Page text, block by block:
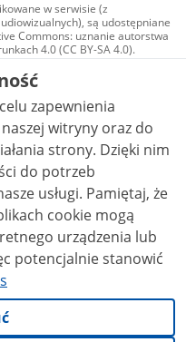
w serwisie (z
są udostępniane
Commons: uznanie autorstwa
4.0 (CC BY-SA 4.0).
w tym zdjęcia, materiały
na licencji typu
autorstwa użycie
zależnych 4.0 (CC BY-
to stwierdzone inaczej.
zapewnienia
witryny oraz do
Dzięki nim
do potrzeb
Pamiętaj, że
cookie mogą
urządzenia lub
potencjalnie stanowić